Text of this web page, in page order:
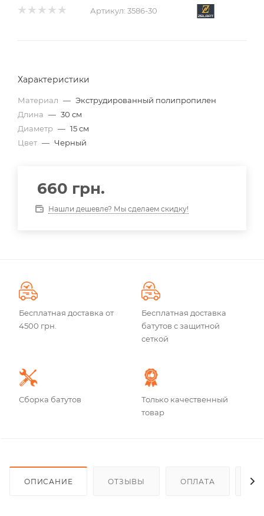
Артикул: 3586-30
Характеристики
Материал — Экструдированный полипропилен
Длина — 30 см
Диаметр — 15 см
Цвет — Черный
660 грн.
Нашли дешевле? Мы сделаем скидку!
Бесплатная доставка от
4500 грн.
Бесплатная доставка
батутов с защитной
сеткой
Сборка батутов
Только качественный
товар
ОПИСАНИЕ ОТЗЫВЫ ОПЛАТА